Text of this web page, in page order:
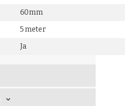
60mm
5 meter
Ja